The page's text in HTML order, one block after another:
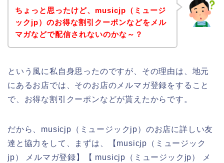
ちょっと思ったけど、musicjp（ミュージ
ックjp）のお得な割引クーポンなどをメル
マガなどで配信されないのかな～？
という風に私自身思ったのですが、その理由は、地元
にあるお店では、そのお店のメルマガ登録をすること
で、お得な割引クーポンなどが貰えたからです。
だから、musicjp（ミュージックjp）のお店に詳しい友
達と協力をして、まずは、【musicjp（ミュージック
jp） メルマガ登録】【 musicjp（ミュージックjp） メ